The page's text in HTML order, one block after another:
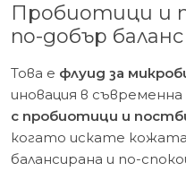
Пробиотици и
по-добър баланс
Това е флуид за
иновация в
с пробиотици и
когато искате кожата
балансирана и по-